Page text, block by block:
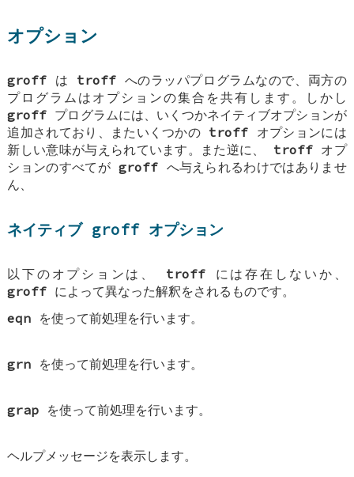
オプション
groff は troff へのラッパプログラムなので、両方の
プログラムはオプションの集合を共有します。しかし
groff プログラムには、いくつかネイティブオプションが
追加されており、またいくつかの troff オプションには
新しい意味が与えられています。また逆に、 troff オプ
ションのすべてがgroff へ与えられるわけではありませ
ん、
ネイティブ groff オプション
以下のオプションは、 troffには存在しないか、
groff によって異なった解釈をされるものです。
eqn を使って前処理を行います。
grn を使って前処理を行います。
grap を使って前処理を行います。
ヘルプメッセージを表示します。